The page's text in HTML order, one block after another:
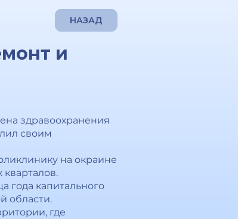
НАЗАД
и
здравоохранения
своим
на окраине
года капитального
области.
где